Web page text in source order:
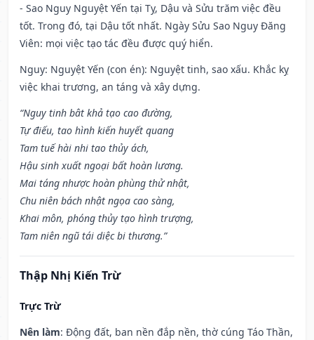
- Sao Nguy Nguyệt Yến tại Tỵ, Dậu và Sửu trăm việc đều
tốt. Trong đó, tại Dậu tốt nhất. Ngày Sửu Sao Nguy Đăng
Viên: mọi việc tạo tác đều được quý hiển.
Nguy: Nguyệt Yến (con én): Nguyệt tinh, sao xấu. Khắc kỵ
việc khai trương, an táng và xây dựng.
“Nguy tinh bât khả tạo cao đường,
Tự điếu, tao hình kiến huyết quang
Tam tuế hài nhi tao thủy ách,
Hậu sinh xuất ngoại bất hoàn lương.
Mai táng nhược hoàn phùng thử nhật,
Chu niên bách nhật ngọa cao sàng,
Khai môn, phóng thủy tạo hình trượng,
Tam niên ngũ tái diệc bi thương.”
Thập Nhị Kiến Trừ
Trực Trừ
Nên làm: Động đất, ban nền đắp nền, thờ cúng Táo Thần,